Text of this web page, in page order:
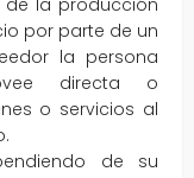
de la producción
por parte de un
la persona
directa o
o servicios al
de su